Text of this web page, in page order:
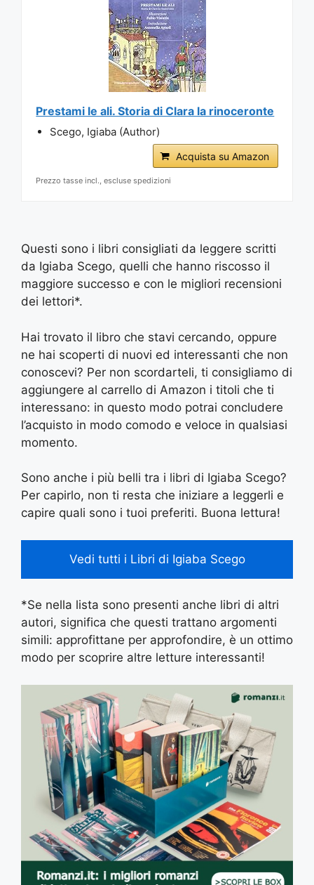
Prestami le ali. Storia di Clara la rinoceronte
Scego, Igiaba (Author)
Acquista su Amazon
Prezzo tasse incl., escluse spedizioni
Questi sono i libri consigliati da leggere scritti
da Igiaba Scego, quelli che hanno riscosso il
maggiore successo e con le migliori recensioni
dei lettori*.
Hai trovato il libro che stavi cercando, oppure
ne hai scoperti di nuovi ed interessanti che non
conoscevi? Per non scordarteli, ti consigliamo di
aggiungere al carrello di Amazon i titoli che ti
interessano: in questo modo potrai concludere
l’acquisto in modo comodo e veloce in qualsiasi
momento.
Sono anche i più belli tra i libri di Igiaba Scego?
Per capirlo, non ti resta che iniziare a leggerli e
capire quali sono i tuoi preferiti. Buona lettura!
Vedi tutti i Libri di Igiaba Scego
*Se nella lista sono presenti anche libri di altri
autori, significa che questi trattano argomenti
simili: approfittane per approfondire, è un ottimo
modo per scoprire altre letture interessanti!